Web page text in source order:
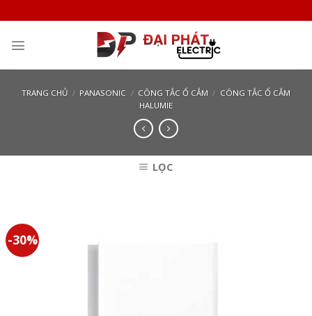
to
content
TRANG CHỦ / PANASONIC / CÔNG TẮC Ổ CẮM / CÔNG TẮC Ổ CẮM
HALUMIE
LỌC
-30%